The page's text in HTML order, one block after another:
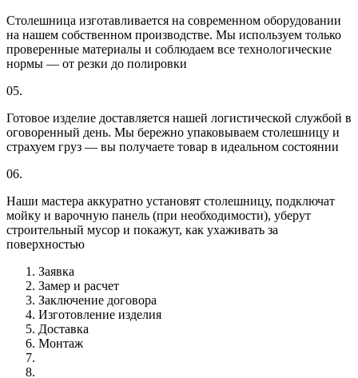
Столешница изготавливается на современном оборудовании
на нашем собственном производстве. Мы используем только
проверенные материалы и соблюдаем все технологические
нормы — от резки до полировки
05.
Готовое изделие доставляется нашей логистической службой в
оговоренный день. Мы бережно упаковываем столешницу и
страхуем груз — вы получаете товар в идеальном состоянии
06.
Наши мастера аккуратно установят столешницу, подключат
мойку и варочную панель (при необходимости), уберут
строительный мусор и покажут, как ухаживать за
поверхностью
Заявка
Замер и расчет
Заключение договора
Изготовление изделия
Доставка
Монтаж